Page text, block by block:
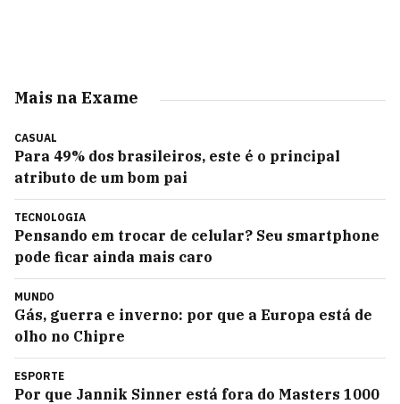
Mais na Exame
CASUAL
Para 49% dos brasileiros, este é o principal
atributo de um bom pai
TECNOLOGIA
Pensando em trocar de celular? Seu smartphone
pode ficar ainda mais caro
MUNDO
Gás, guerra e inverno: por que a Europa está de
olho no Chipre
ESPORTE
Por que Jannik Sinner está fora do Masters 1000